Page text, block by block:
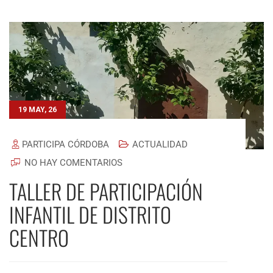
19 MAY, 26
PARTICIPA CÓRDOBA
ACTUALIDAD
NO HAY COMENTARIOS
TALLER DE PARTICIPACIÓN
INFANTIL DE DISTRITO
CENTRO